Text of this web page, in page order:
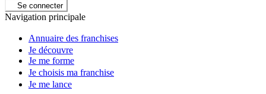
Se connecter
Navigation principale
Annuaire des franchises
Je découvre
Je me forme
Je choisis ma franchise
Je me lance